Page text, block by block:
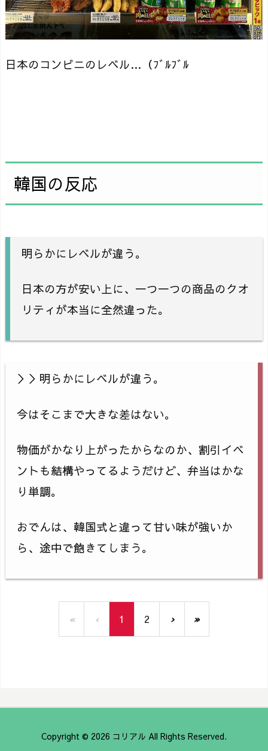
日本のコンビニのレベル…（ﾌﾞﾙﾌﾞﾙ
韓国の反応
明らかにレベルが違う。
日本の方が安い上に、一つ一つの商品のクオ
リティが本当に全然違った。
＞＞明らかにレベルが違う。
今はそこまで大きな差はない。
物価がかなり上がったからなのか、割引イベ
ントも結構やってるようだけど、弁当はかな
り単調。
おでんは、韓国式と違って甘い味が強いか
ら、途中で飽きてしまう。
« ‹ 1 2 › »
Copyright © 2026 コリアル All Rights Reserved.